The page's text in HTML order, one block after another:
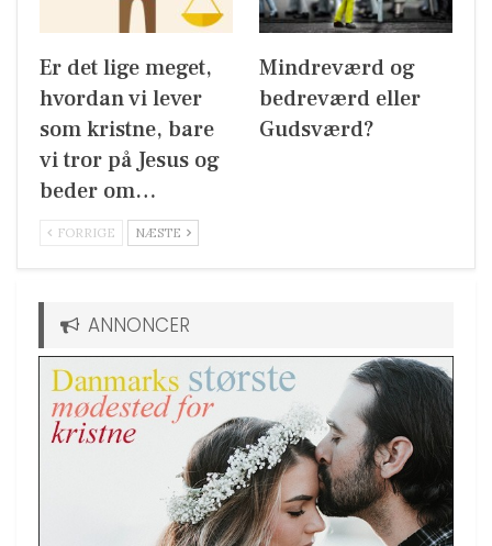
Er det lige meget,
hvordan vi lever
som kristne, bare
vi tror på Jesus og
beder om…
Mindreværd og
bedreværd eller
Gudsværd?
FORRIGE NÆSTE
ANNONCER